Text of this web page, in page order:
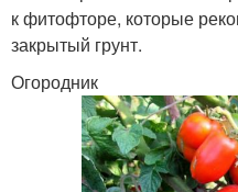
к фитофторе, которые
закрытый грунт.
Огородник